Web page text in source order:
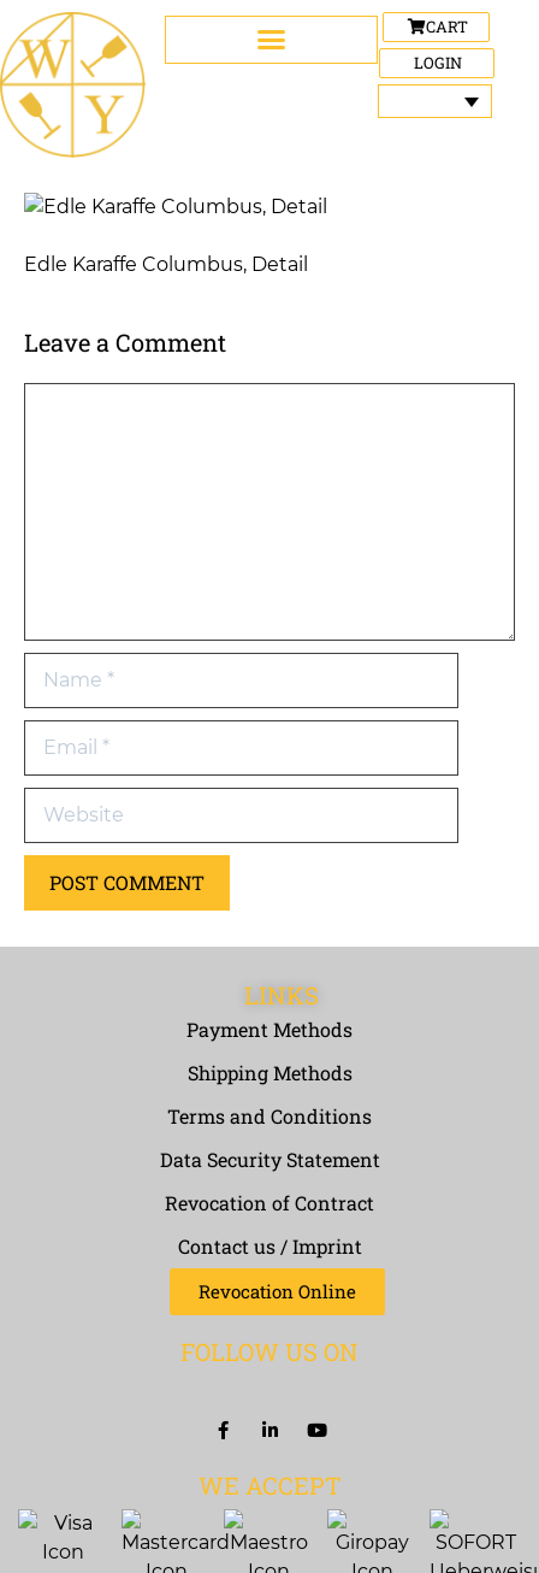
CART
LOGIN
Edle Karaffe Columbus, Detail
Leave a Comment
LINKS
Payment Methods
Shipping Methods
Terms and Conditions
Data Security Statement
Revocation of Contract
Contact us / Imprint
Revocation Online
FOLLOW US ON
WE ACCEPT